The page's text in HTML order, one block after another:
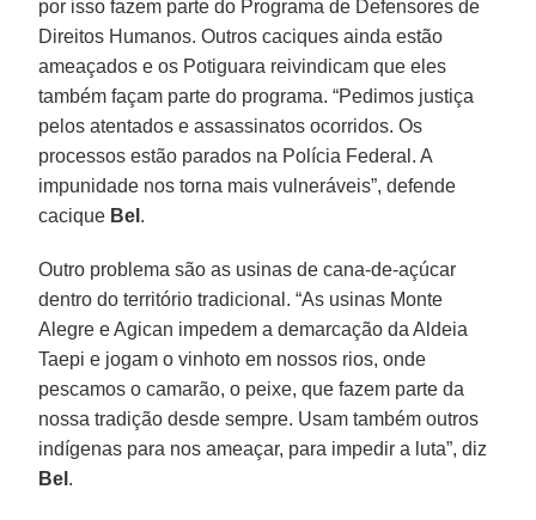
por isso fazem parte do Programa de Defensores de
Direitos Humanos. Outros caciques ainda estão
ameaçados e os Potiguara reivindicam que eles
também façam parte do programa. “Pedimos justiça
pelos atentados e assassinatos ocorridos. Os
processos estão parados na Polícia Federal. A
impunidade nos torna mais vulneráveis”, defende
cacique Bel .
Outro problema são as usinas de cana-de-açúcar
dentro do território tradicional. “As usinas Monte
Alegre e Agican impedem a demarcação da Aldeia
Taepi e jogam o vinhoto em nossos rios, onde
pescamos o camarão, o peixe, que fazem parte da
nossa tradição desde sempre. Usam também outros
indígenas para nos ameaçar, para impedir a luta”, diz
Bel .